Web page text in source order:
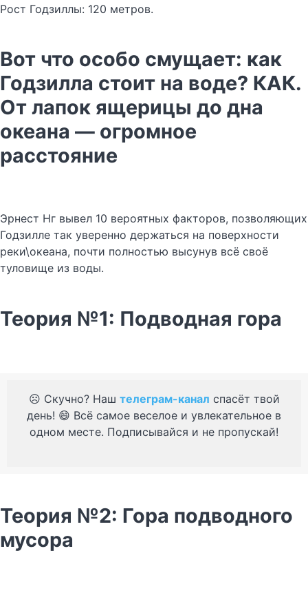
Рост Годзиллы: 120 метров.
Вот что особо смущает: как
Годзилла стоит на воде? КАК.
От лапок ящерицы до дна
океана — огромное
расстояние
Эрнест Нг вывел 10 вероятных факторов, позволяющих
Годзилле так уверенно держаться на поверхности
реки\океана, почти полностью высунув всё своё
туловище из воды.
Теория №1: Подводная гора
☹️ Скучно? Наш телеграм-канал спасёт твой
день! 😄 Всё самое веселое и увлекательное в
одном месте. Подписывайся и не пропускай!
Теория №2: Гора подводного
мусора